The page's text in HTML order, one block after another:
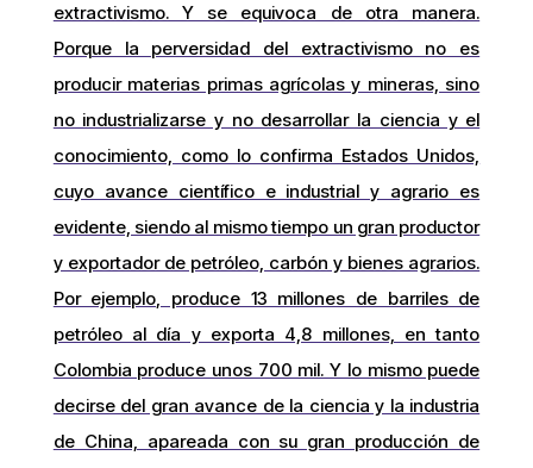
extractivismo. Y se equivoca de otra manera.
Porque la perversidad del extractivismo no es
producir materias primas agrícolas y mineras, sino
no industrializarse y no desarrollar la ciencia y el
conocimiento, como lo confirma Estados Unidos,
cuyo avance científico e industrial y agrario es
evidente, siendo al mismo tiempo un gran productor
y exportador de petróleo, carbón y bienes agrarios.
Por ejemplo, produce 13 millones de barriles de
petróleo al día y exporta 4,8 millones, en tanto
Colombia produce unos 700 mil. Y lo mismo puede
decirse del gran avance de la ciencia y la industria
de China, apareada con su gran producción de